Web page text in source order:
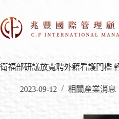
衛福部研議放寬聘外籍看護門檻
2023-09-12 相關產業消息